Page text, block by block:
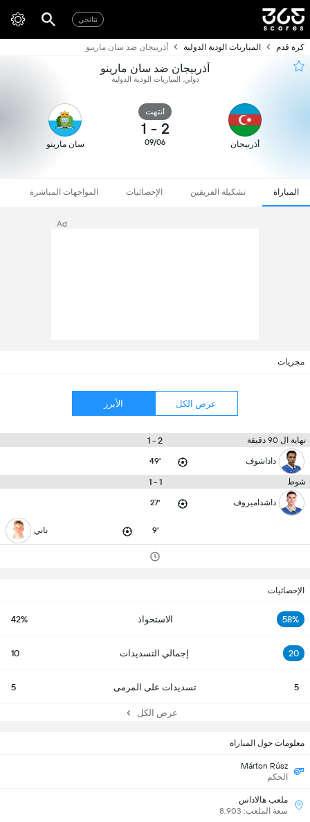
نتائجي
كرة قدم المباريات الودية الدولية أذربيجان ضد سان مارينو
أذربيجان ضد سان مارينو
دولي, المباريات الودية الدولية
أذربيجان
انتهت
2
-
1
09/06 سان مارينو
المباراة تشكيلة الفريقين الإحصائيات المواجهات المباشرة
Ad
مجريات
عرض الكل الأبرز
نهاية ال 90 دقيقة 2 - 1
داداشوف 49'
شوط 1 - 1
داشداميروف 27'
9' ناني
الإحصائيات
58% الاستحواذ 42%
20 إجمالي التسديدات 10
5 تسديدات على المرمى 5
عرض الكل
معلومات حول المباراة
Márton Rúsz
الحكم
ملعب هالاداس
سعة الملعب: 8,903